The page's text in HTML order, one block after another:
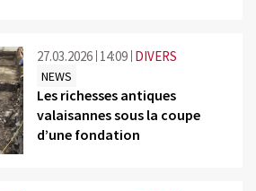
27.03.2026 14:09 DIVERS
NEWS
Les richesses antiques
valaisannes sous la coupe
d’une fondation